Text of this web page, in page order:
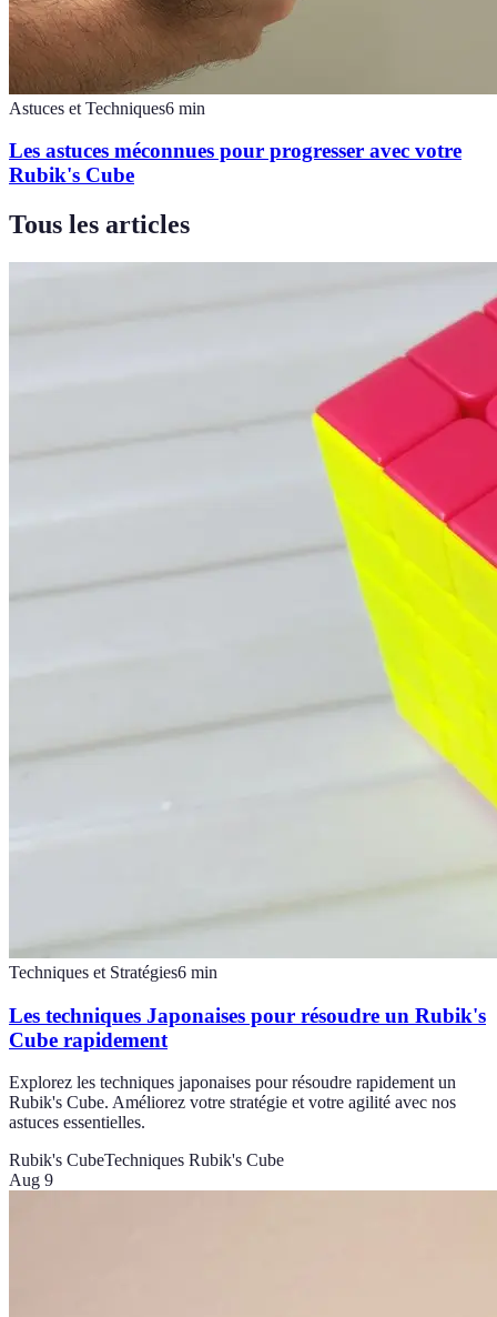
Astuces et Techniques6 min
Les astuces méconnues pour progresser avec votre
Rubik's Cube
Tous les articles
Techniques et Stratégies6 min
Les techniques Japonaises pour résoudre un Rubik's
Cube rapidement
Explorez les techniques japonaises pour résoudre rapidement un
Rubik's Cube. Améliorez votre stratégie et votre agilité avec nos
astuces essentielles.
Rubik's CubeTechniques Rubik's Cube
Aug 9